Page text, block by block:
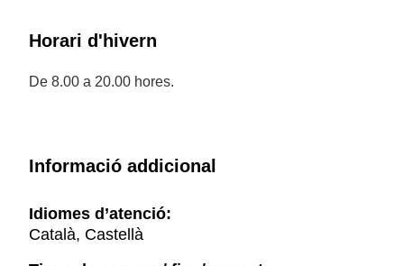
Horari d'hivern
De 8.00 a 20.00 hores.
Informació addicional
Idiomes d’atenció:
Català, Castellà